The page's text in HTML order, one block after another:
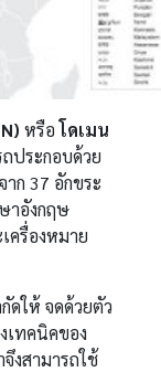
หรือโดเมน
ประกอบด้วย
ก 37 อักขระ
าอังกฤษ
ครื่องหมาย
ดให้ จดด้วยตัว
เทคนิคของ
งสามารถใช้